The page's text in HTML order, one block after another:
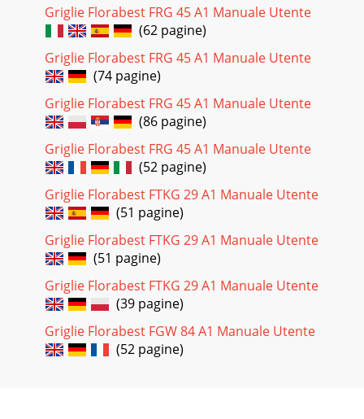
Griglie Florabest FRG 45 A1 Manuale Utente
(62 pagine)
Griglie Florabest FRG 45 A1 Manuale Utente
(74 pagine)
Griglie Florabest FRG 45 A1 Manuale Utente
(86 pagine)
Griglie Florabest FRG 45 A1 Manuale Utente
(52 pagine)
Griglie Florabest FTKG 29 A1 Manuale Utente
(51 pagine)
Griglie Florabest FTKG 29 A1 Manuale Utente
(51 pagine)
Griglie Florabest FTKG 29 A1 Manuale Utente
(39 pagine)
Griglie Florabest FGW 84 A1 Manuale Utente
(52 pagine)